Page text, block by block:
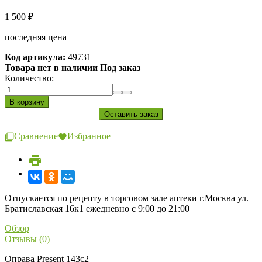
1 500 ₽
последняя цена
Код артикула: 49731
Товара нет в наличии Под заказ
Количество:
Сравнение Избранное
Отпускается по рецепту в торговом зале аптеки г.Москва ул.
Братиславская 16к1 ежедневно с 9:00 до 21:00
Обзор
Отзывы (0)
Оправа Present 143c2